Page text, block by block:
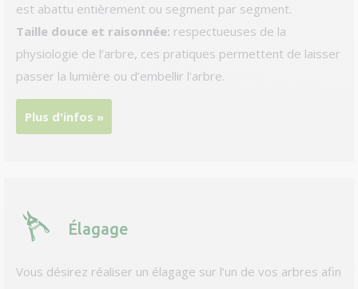
est abattu entièrement ou segment par segment.
Taille douce et raisonnée: respectueuses de la
physiologie de l’arbre, ces pratiques permettent de laisser
passer la lumière ou d’embellir l’arbre.
Plus d'infos »
Élagage
Vous désirez réaliser un élagage sur l’un de vos arbres afin